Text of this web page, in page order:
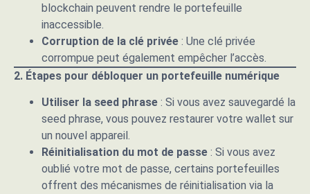
blockchain peuvent rendre le portefeuille
inaccessible.
Corruption de la clé privée : Une clé privée
corrompue peut également empêcher l’accès.
2. Étapes pour débloquer un portefeuille numérique
Utiliser la seed phrase : Si vous avez sauvegardé la
seed phrase, vous pouvez restaurer votre wallet sur
un nouvel appareil.
Réinitialisation du mot de passe : Si vous avez
oublié votre mot de passe, certains portefeuilles
offrent des mécanismes de réinitialisation via la